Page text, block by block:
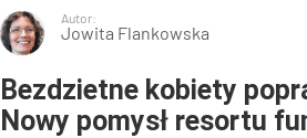
Autor:
Jowita Flankowska
Bezdzietne kobiety
Nowy pomysł resortu